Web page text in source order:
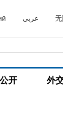
عربي
开 外